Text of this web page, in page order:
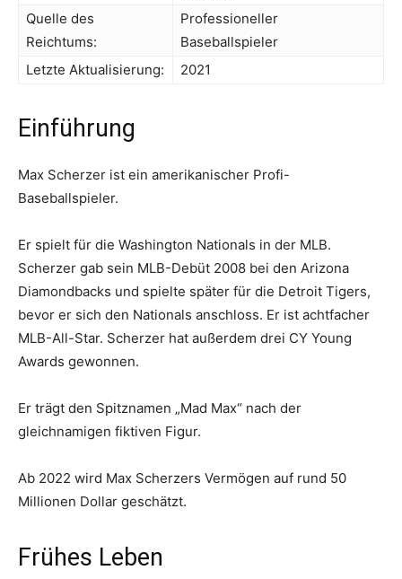
Quelle des
Reichtums:
Professioneller
Baseballspieler
Letzte Aktualisierung:
2021
Einführung
Max Scherzer ist ein amerikanischer Profi-
Baseballspieler.
Er spielt für die Washington Nationals in der MLB.
Scherzer gab sein MLB-Debüt 2008 bei den Arizona
Diamondbacks und spielte später für die Detroit Tigers,
bevor er sich den Nationals anschloss. Er ist achtfacher
MLB-All-Star. Scherzer hat außerdem drei CY Young
Awards gewonnen.
Er trägt den Spitznamen „Mad Max“ nach der
gleichnamigen fiktiven Figur.
Ab 2022 wird Max Scherzers Vermögen auf rund 50
Millionen Dollar geschätzt.
Frühes Leben